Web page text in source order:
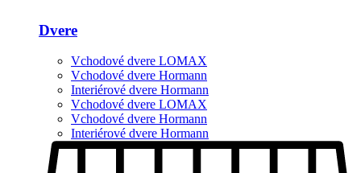
Dvere
Vchodové dvere LOMAX
Vchodové dvere Hormann
Interiérové dvere Hormann
Vchodové dvere LOMAX
Vchodové dvere Hormann
Interiérové dvere Hormann